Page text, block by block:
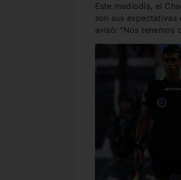
Este mediodía, el
son sus
avisó: “Nos tenemos